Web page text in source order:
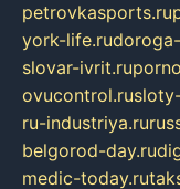
petrovkasports.ru
york-life.ru
slovar-ivrit.ru
ovucontrol.ru
ru-industriya.ru
belgorod-day.ru
medic-today.ru